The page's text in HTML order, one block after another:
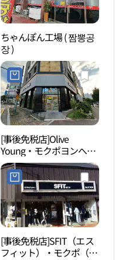
ちゃんぽん工場 ( 짬뽕공
장 )
[事後免税店]Olive
Young・モクポヨンへ
（木浦龍海）店(올리브
영 목포용해점)
[事後免税店]SFIT（エス
フィット）・モクポ（木